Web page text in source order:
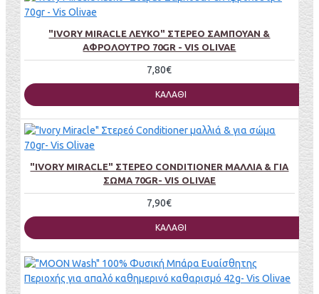
"IVORY MIRACLE ΛΕΥΚΌ" ΣΤΈΡΕΟ ΣΑΜΠΟΥΆΝ &
ΑΦΡΌΛΟΥΤΡΟ 70GR - VIS OLIVAE
7,80€
ΚΑΛΆΘΙ
"IVORY MIRACLE" ΣΤΕΡΕΌ CONDITIONER ΜΑΛΛΙΆ & ΓΙΑ
ΣΏΜΑ 70GR- VIS OLIVAE
7,90€
ΚΑΛΆΘΙ